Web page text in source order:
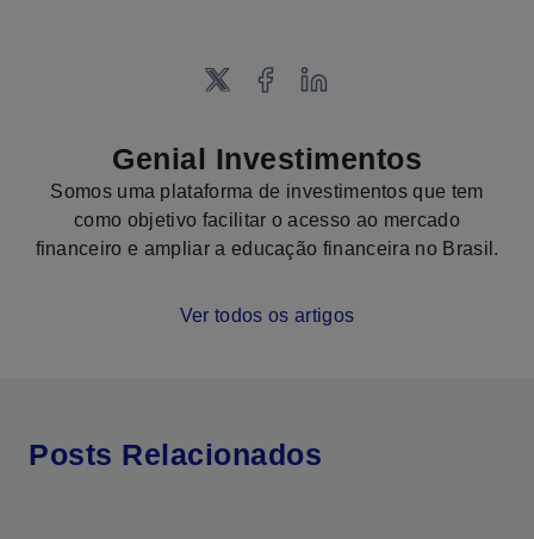
Genial Investimentos
Somos uma plataforma de investimentos que tem
como objetivo facilitar o acesso ao mercado
financeiro e ampliar a educação financeira no Brasil.
Ver todos os artigos
Posts Relacionados